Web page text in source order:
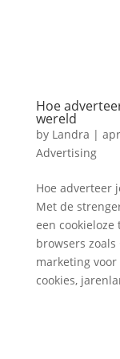
Hoe
wereld
by Landra |
Advertising
Hoe adverteer
Met de
een
browsers
marketing
cookies,